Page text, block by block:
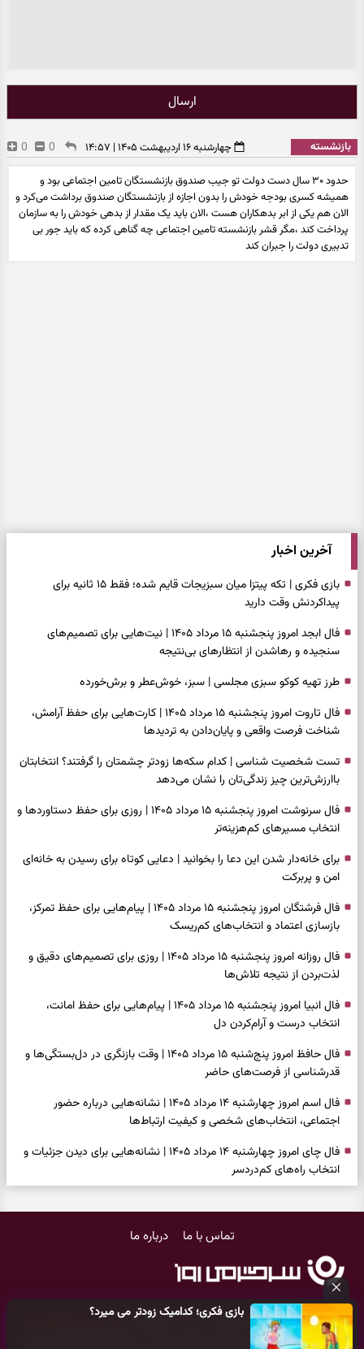
بازی فکری؛ کدامیک زودتر می میرد؟
ارسال
بازنشسته چهارشنبه ۱۶ اردیبهشت ۱۴۰۵ | ۱۴:۵۷ 0
0
حدود ۳۰ سال دست دولت تو جیب صندوق بازنشستگان تامین اجتماعی بود و
همیشه کسری بودجه خودش را بدون اجازه از بازنشستگان صندوق برداشت می‌کرد و
الان هم یکی از ابر بدهکاران هست ،الان باید یک مقدار از بدهی خودش را به سازمان
پرداخت کند ،مگر قشر بازنشسته تامین اجتماعی چه گناهی کرده که باید جور بی
تدبیری دولت را جبران کند
آخرین اخبار
بازی فکری | تکه پیتزا میان سبزیجات قایم شده؛ فقط ۱۵ ثانیه برای
پیداکردنش وقت دارید
فال ابجد امروز پنجشنبه ۱۵ مرداد ۱۴۰۵ | نیت‌هایی برای تصمیم‌های
سنجیده و رهاشدن از انتظارهای بی‌نتیجه
طرز تهیه کوکو سبزی مجلسی | سبز، خوش‌عطر و برش‌خورده
فال تاروت امروز پنجشنبه ۱۵ مرداد ۱۴۰۵ | کارت‌هایی برای حفظ آرامش،
شناخت فرصت واقعی و پایان‌دادن به تردیدها
تست شخصیت شناسی | کدام سکه‌ها زودتر چشمتان را گرفتند؟ انتخابتان
باارزش‌ترین چیز زندگی‌تان را نشان می‌دهد
فال سرنوشت امروز پنجشنبه ۱۵ مرداد ۱۴۰۵ | روزی برای حفظ دستاوردها و
انتخاب مسیرهای کم‌هزینه‌تر
برای خانه‌دار شدن این دعا را بخوانید | دعایی کوتاه برای رسیدن به خانه‌ای
امن و پربرکت
فال فرشتگان امروز پنجشنبه ۱۵ مرداد ۱۴۰۵ | پیام‌هایی برای حفظ تمرکز،
بازسازی اعتماد و انتخاب‌های کم‌ریسک
فال روزانه امروز پنجشنبه ۱۵ مرداد ۱۴۰۵ | روزی برای تصمیم‌های دقیق و
لذت‌بردن از نتیجه تلاش‌ها
فال انبیا امروز پنجشنبه ۱۵ مرداد ۱۴۰۵ | پیام‌هایی برای حفظ امانت،
انتخاب درست و آرام‌کردن دل
فال حافظ امروز پنج‌شنبه ۱۵ مرداد ۱۴۰۵ | وقت بازنگری در دل‌بستگی‌ها و
قدرشناسی از فرصت‌های حاضر
فال اسم امروز چهارشنبه ۱۴ مرداد ۱۴۰۵ | نشانه‌هایی درباره حضور
اجتماعی، انتخاب‌های شخصی و کیفیت ارتباط‌ها
فال چای امروز چهارشنبه ۱۴ مرداد ۱۴۰۵ | نشانه‌هایی برای دیدن جزئیات و
انتخاب راه‌های کم‌دردسر
انتخاب چیزی که ارزش ماندن دارد
فرصت دارید
تماس با ما درباره ما
کلیه حقوق مادی و معنوی این سایت متعلق بهپایگاه خبری سرگرمی روز
می‌باشد و هر گونه کپی‌برداری توسط دیگر سایت‌ها